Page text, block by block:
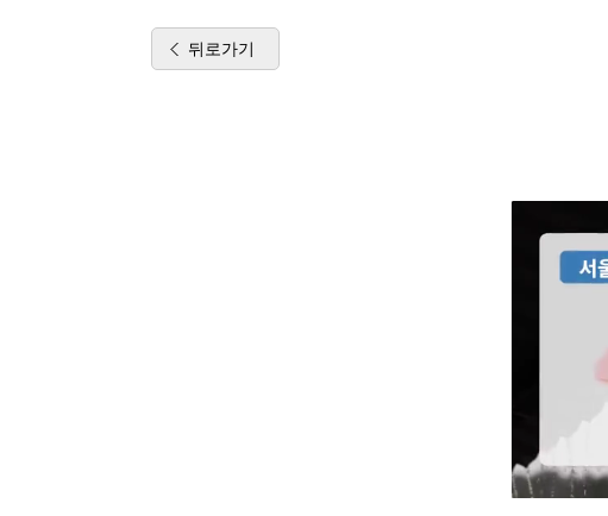
뒤로가기